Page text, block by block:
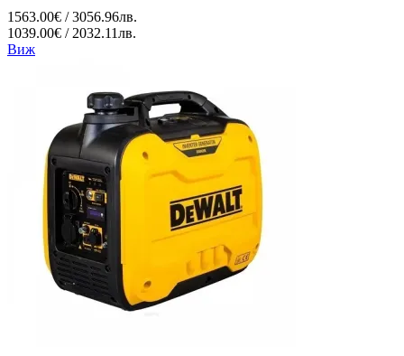
1563.00€ / 3056.96лв.
1039.00€ / 2032.11лв.
Виж